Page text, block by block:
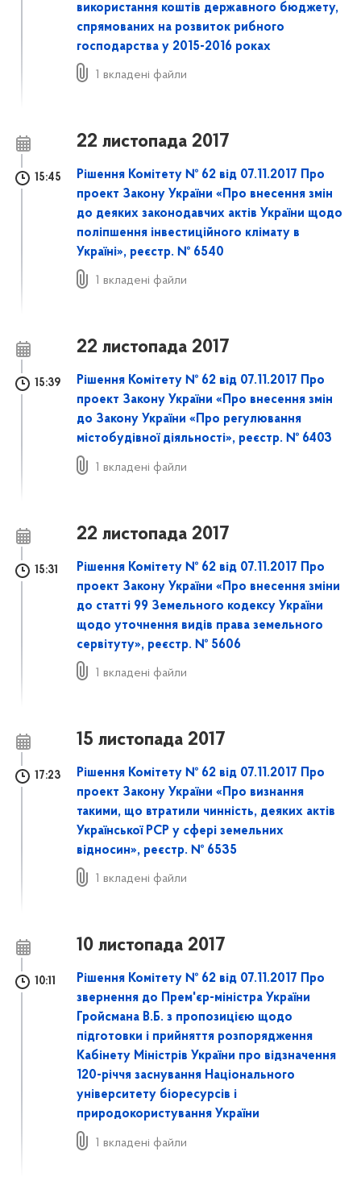
використання коштів державного бюджету,
спрямованих на розвиток рибного
господарства у 2015-2016 роках
1 вкладені файли
22 листопада 2017
15:45
Рішення Комітету № 62 від 07.11.2017 Про
проект Закону України «Про внесення змін
до деяких законодавчих актів України щодо
поліпшення інвестиційного клімату в
Україні», реєстр. № 6540
1 вкладені файли
22 листопада 2017
15:39
Рішення Комітету № 62 від 07.11.2017 Про
проект Закону України «Про внесення змін
до Закону України «Про регулювання
містобудівної діяльності», реєстр. № 6403
1 вкладені файли
22 листопада 2017
15:31
Рішення Комітету № 62 від 07.11.2017 Про
проект Закону України «Про внесення зміни
до статті 99 Земельного кодексу України
щодо уточнення видів права земельного
сервітуту», реєстр. № 5606
1 вкладені файли
15 листопада 2017
17:23
Рішення Комітету № 62 від 07.11.2017 Про
проект Закону України «Про визнання
такими, що втратили чинність, деяких актів
Української РСР у сфері земельних
відносин», реєстр. № 6535
1 вкладені файли
10 листопада 2017
10:11
Рішення Комітету № 62 від 07.11.2017 Про
звернення до Прем'єр-міністра України
Гройсмана В.Б. з пропозицією щодо
підготовки і прийняття розпорядження
Кабінету Міністрів України про відзначення
120-річчя заснування Національного
університету біоресурсів і
природокористування України
1 вкладені файли